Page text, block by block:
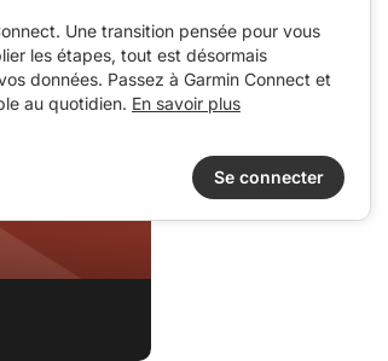
Une transition pensée pour vous
les étapes, tout est désormais
données. Passez à Garmin Connect et
au quotidien. En savoir plus
Se connecter